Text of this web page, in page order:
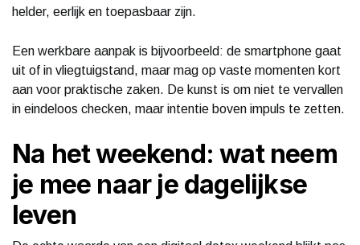
helder, eerlijk en toepasbaar zijn.
Een werkbare aanpak is bijvoorbeeld: de smartphone gaat
uit of in vliegtuigstand, maar mag op vaste momenten kort
aan voor praktische zaken. De kunst is om niet te vervallen
in eindeloos checken, maar intentie boven impuls te zetten.
Na het weekend: wat neem
je mee naar je dagelijkse
leven